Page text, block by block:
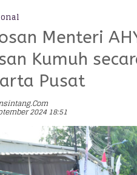
Menteri
Kumuh
Pusat
2024 18:51